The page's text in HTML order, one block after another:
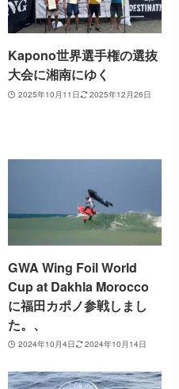
Kapono世界選手権の選抜
大会に湘南にゆく
2025年10月11日 2025年12月26日
GWA Wing Foil World
Cup at Dakhla Morocco
に福田カポノ参戦しまし
た。、
2024年10月4日 2024年10月14日